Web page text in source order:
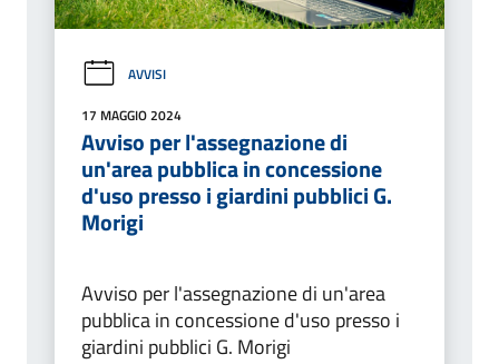
AVVISI
17 MAGGIO 2024
Avviso per l'assegnazione di
un'area pubblica in concessione
d'uso presso i giardini pubblici G.
Morigi
Avviso per l'assegnazione di un'area
pubblica in concessione d'uso presso i
giardini pubblici G. Morigi